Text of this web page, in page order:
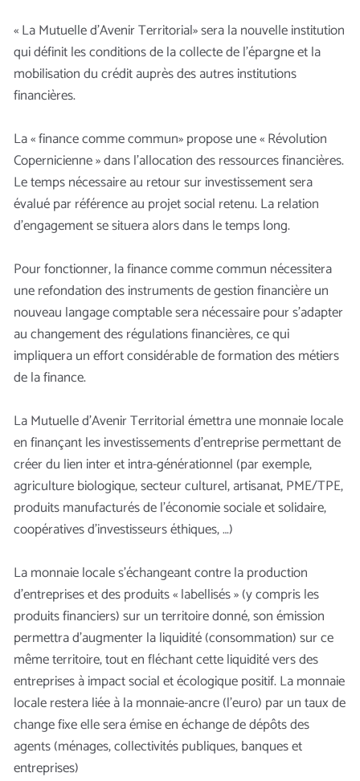
« La Mutuelle d’Avenir Territorial» sera la nouvelle institution
qui définit les conditions de la collecte de l’épargne et la
mobilisation du crédit auprès des autres institutions
financières.
La « finance comme commun» propose une « Révolution
Copernicienne » dans l’allocation des ressources financières.
Le temps nécessaire au retour sur investissement sera
évalué par référence au projet social retenu. La relation
d’engagement se situera alors dans le temps long.
Pour fonctionner, la finance comme commun nécessitera
une refondation des instruments de gestion financière un
nouveau langage comptable sera nécessaire pour s’adapter
au changement des régulations financières, ce qui
impliquera un effort considérable de formation des métiers
de la finance.
La Mutuelle d’Avenir Territorial émettra une monnaie locale
en finançant les investissements d’entreprise permettant de
créer du lien inter et intra-générationnel (par exemple,
agriculture biologique, secteur culturel, artisanat, PME/TPE,
produits manufacturés de l’économie sociale et solidaire,
coopératives d’investisseurs éthiques, …)
La monnaie locale s’échangeant contre la production
d’entreprises et des produits « labellisés » (y compris les
produits financiers) sur un territoire donné, son émission
permettra d’augmenter la liquidité (consommation) sur ce
même territoire, tout en fléchant cette liquidité vers des
entreprises à impact social et écologique positif. La monnaie
locale restera liée à la monnaie-ancre (l’euro) par un taux de
change fixe elle sera émise en échange de dépôts des
agents (ménages, collectivités publiques, banques et
entreprises)